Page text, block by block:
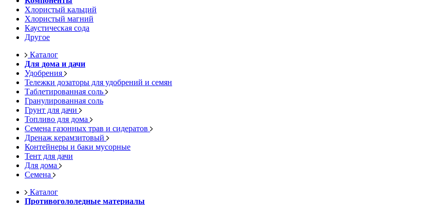
Хлористый кальций
Хлористый магний
Каустическая сода
Другое
Каталог
Для дома и дачи
Удобрения
Тележки дозаторы для удобрений и семян
Таблетированная соль
Гранулированная соль
Грунт для дачи
Топливо для дома
Семена газонных трав и сидератов
Дренаж керамзитовый
Контейнеры и баки мусорные
Тент для дачи
Для дома
Семена
Каталог
Противогололедные материалы